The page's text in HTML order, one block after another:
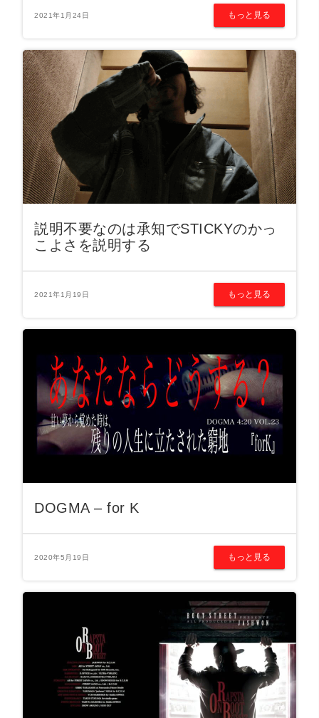
2021年1月24日 もっと見る
説明不要なのは承知でSTICKYのかっ
こよさを説明する
2021年1月19日 もっと見る
DOGMA – for K
2020年5月19日 もっと見る